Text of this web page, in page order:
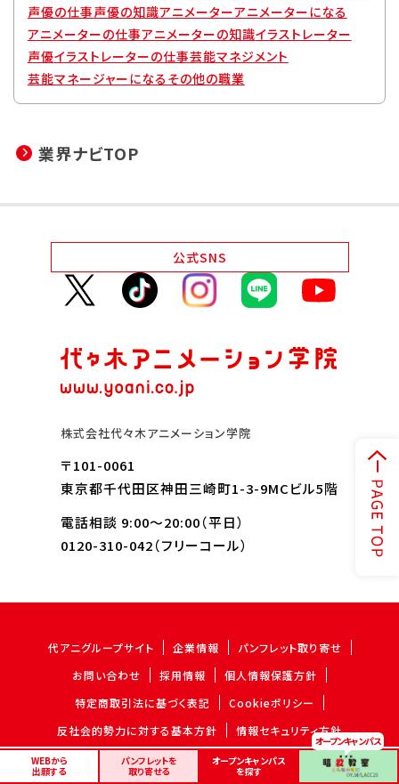
声優の仕事声優の知識アニメーターアニメーターになる
アニメーターの仕事アニメーターの知識イラストレーター
声優イラストレーターの仕事芸能マネジメント
芸能マネージャーになる その他の職業
業界ナビTOP
公式SNS
株式会社代々木アニメーション学院
〒101-0061
東京都千代田区神田三崎町1-3-9MCビル5階
電話相談 9:00～20:00（平日）
0120-310-042（フリーコール）
代アニグループサイト 企業情報
パンフレット取り寄せ
お問い合わせ
採用情報
個人情報保護方針
特定商取引法に基づく表記
Cookieポリシー
反社会的勢力に対する基本方針
情報セキュリティ方針
WEBから
出願する
パンフレットを
取り寄せる
オープンキャンパス
を探す